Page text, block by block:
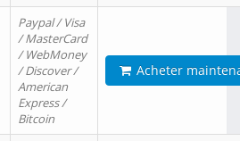
Paypal / Visa
/ MasterCard
/ WebMoney
/ Discover /
American
Express /
Bitcoin
Acheter